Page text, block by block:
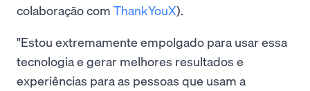
colaboração com ThankYouX).
"Estou extremamente empolgado para usar essa
tecnologia e gerar melhores resultados e
experiências para as pessoas que usam a